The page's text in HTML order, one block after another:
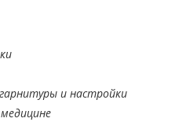
и настройки